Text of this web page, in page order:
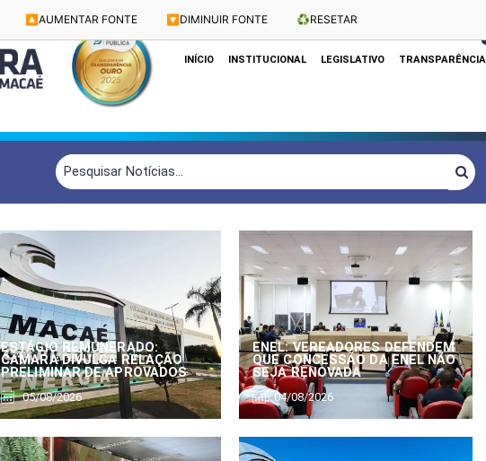
🔼 AUMENTAR FONTE 🔽 DIMINUIR FONTE ♻️RESETAR
Dias e Horários das Sessões: Terças e Quartas às 10h
INÍCIO INSTITUCIONAL LEGISLATIVO TRANSPARÊNCIA
ESTÁGIO REMUNERADO:
CÂMARA DIVULGA RELAÇÃO
PRELIMINAR DE APROVADOS
05/08/2026
ENEL: VEREADORES DEFENDEM
QUE CONCESSÃO DA ENEL NÃO
SEJA RENOVADA
04/08/2026